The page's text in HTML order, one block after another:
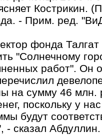
Кострикин.
- Прим. ред.
фонда
"Солнечному
работ". Он
на сумму 46 млн.
поскольку у
будут
- сказал Абдуллин.